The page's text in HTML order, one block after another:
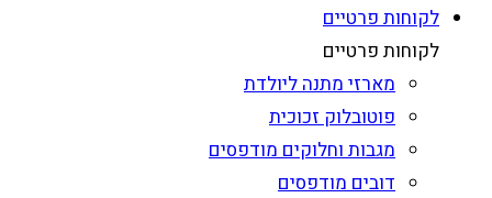
לקוחות פרטיים
לקוחות פרטיים
מארזי מתנה ליולדת
פוטובלוק זכוכית
מגבות וחלוקים מודפסים
דובים מודפסים